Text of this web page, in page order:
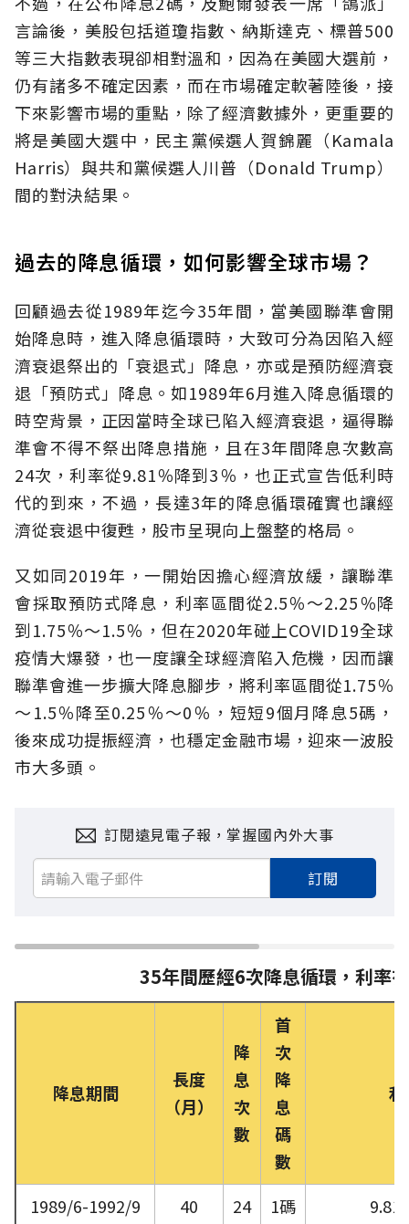
言論後，美股包括道瓊指數、納斯達克、標普500
等三大指數表現卻相對溫和，因為在美國大選前，
仍有諸多不確定因素，而在市場確定軟著陸後，接
下來影響市場的重點，除了經濟數據外，更重要的
將是美國大選中，民主黨候選人賀錦麗（Kamala
Harris）與共和黨候選人川普（Donald Trump）
間的對決結果。
過去的降息循環，如何影響全球市場？
回顧過去從1989年迄今35年間，當美國聯準會開
始降息時，進入降息循環時，大致可分為因陷入經
濟衰退祭出的「衰退式」降息，亦或是預防經濟衰
退「預防式」降息。如1989年6月進入降息循環的
時空背景，正因當時全球已陷入經濟衰退，逼得聯
準會不得不祭出降息措施，且在3年間降息次數高
24次，利率從9.81％降到3％，也正式宣告低利時
代的到來，不過，長達3年的降息循環確實也讓經
濟從衰退中復甦，股市呈現向上盤整的格局。
又如同2019年，一開始因擔心經濟放緩，讓聯準
會採取預防式降息，利率區間從2.5％～2.25％降
到1.75％～1.5％，但在2020年碰上COVID19全球
疫情大爆發，也一度讓全球經濟陷入危機，因而讓
聯準會進一步擴大降息腳步，將利率區間從1.75％
～1.5％降至0.25％～0％，短短9個月降息5碼，
後來成功提振經濟，也穩定金融市場，迎來一波股
市大多頭。
訂閱遠見電子報，掌握國內外大事
訂閱
降息期間
長度
（月）
降
息
次
數
首
次
降
息
碼
數
35年間歷經6次降息循環，利率
1989/6-1992/9 40 24 1碼